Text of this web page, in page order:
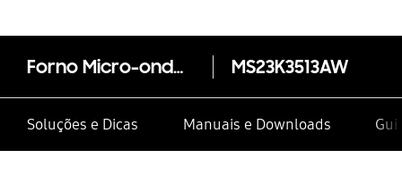
Forno Micro-ondas MW3500K Solo com Função Quick Defrost, 23 L MS23K3513AW
Soluções e Dicas Manuais e Downloads